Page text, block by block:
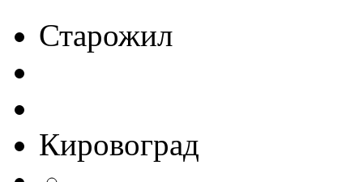
Старожил
Кировоград